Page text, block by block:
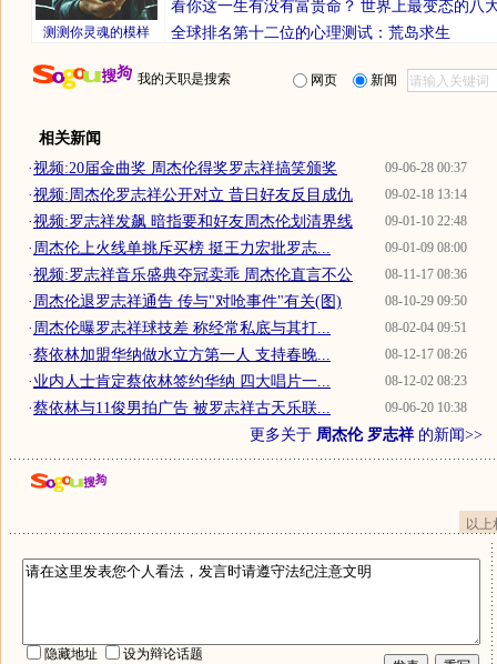
测测你灵魂的模样
看你这一生有没有富贵命？ 世界上最变态的八
全球排名第十二位的心理测试：荒岛求生
我的天职是搜索 网页 新闻
相关新闻
09-06-28 00:37
·视频:20届金曲奖 周杰伦得奖罗志祥搞笑颁奖
09-02-18 13:14
·视频:周杰伦罗志祥公开对立 昔日好友反目成仇
09-01-10 22:48
·视频:罗志祥发飙 暗指要和好友周杰伦划清界线
09-01-09 08:00
· 周杰伦上火线单挑斥买榜 挺王力宏批罗志...
08-11-17 08:36
·视频:罗志祥音乐盛典夺冠卖乖 周杰伦直言不公
08-10-29 09:50
· 周杰伦退罗志祥通告 传与"对呛事件"有关(图)
08-02-04 09:51
· 周杰伦曝罗志祥球技差 称经常私底与其打...
08-12-17 08:26
·蔡依林加盟华纳做水立方第一人 支持春晚...
08-12-02 08:23
·业内人士肯定蔡依林签约华纳 四大唱片一...
09-06-20 10:38
·蔡依林与11俊男拍广告 被罗志祥古天乐联...
更多关于 周杰伦 罗志祥的新闻>>
以
隐藏地址
设为辩论话题